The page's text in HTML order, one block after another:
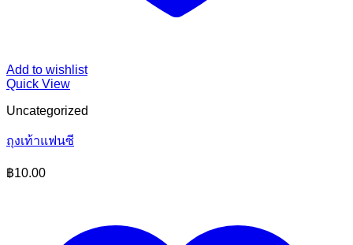
Add to wishlist
Quick View
Uncategorized
ถุงเท้าแฟนซี
฿10.00